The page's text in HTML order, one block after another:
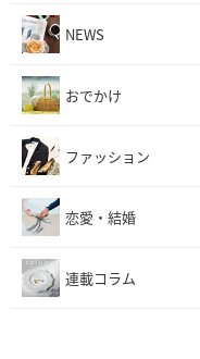
NEWS
おでかけ
ファッション
恋愛・結婚
連載コラム